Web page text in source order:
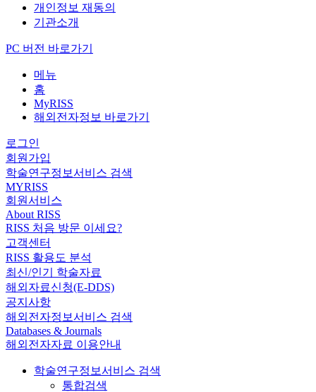
개인정보 재동의
기관소개
PC 버전 바로가기
메뉴
홈
MyRISS
해외전자정보 바로가기
로그인
회원가입
학술연구정보서비스 검색
MYRISS
회원서비스
About RISS
RISS 처음 방문 이세요?
고객센터
RISS 활용도 분석
최신/인기 학술자료
해외자료신청(E-DDS)
공지사항
해외전자정보서비스 검색
Databases & Journals
해외전자자료 이용안내
학술연구정보서비스 검색
통합검색